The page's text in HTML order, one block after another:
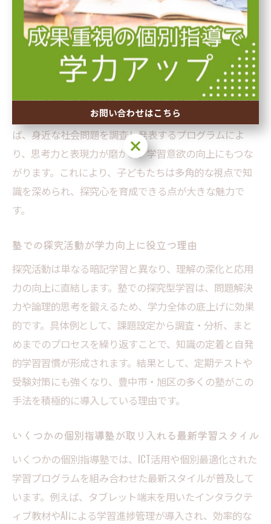
探究型塾の活用で広がる学問探求の視野
探究型塾は単なる知識習得にとどまらず、主体的に課題
を見つけ解決する力を養う場です。大阪府豊中市の個別
指導塾では、実践的なテーマ学習やグループディスカッ
ションを通じて、学問探求の視野が広がります。例え
ば、身近な社会問題を調査し発表するプログラムによ
り、思考力と表現力が磨かれ、学習意欲の向上にもつな
がります。これにより、子どもたちは多角的な視点で知
識を深められ、探究心を育成できる点が大きな魅力で
す。
塾での探究活動が学力向上に役立つ理由
探究活動は単なる暗記学習と異なり、理解の深化と応用
力の向上に直結します。塾での探究型学習は、問題解決
力や論理的思考を鍛えるため、学力全体の底上げに効果
的です。具体例として、課題設定から調査・分析、まと
めまでのプロセスを繰り返すことで、知識の定着と自発
的学習習慣が形成されます。結果として、定期テストや
受験対策にも強くなり、豊中市・旭区の多くの塾がこの
手法を積極的に導入している理由です。
いくつかの個別指導塾が取り入れる最新学習スタイル
いくつかの個別指導塾では、ICT活用や個別最適化された
学習プログラムを組み合わせた最新スタイルが普及して
います。例えば、タブレット端末を用いたインタラクテ
ィブ教材やAIによる学習進捗管理が導入され、効率的な
お問い合わせはこちら
お問い合わせはこちら